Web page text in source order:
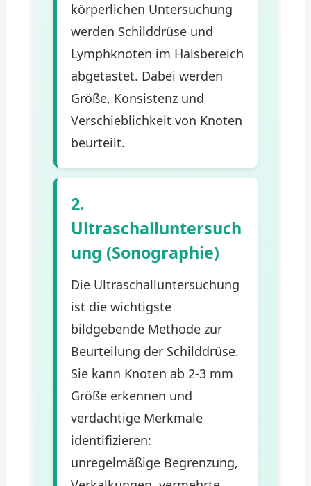
körperlichen Untersuchung
werden Schilddrüse und
Lymphknoten im Halsbereich
abgetastet. Dabei werden
Größe, Konsistenz und
Verschieblichkeit von Knoten
beurteilt.
2.
Ultraschalluntersuch
ung (Sonographie)
Die Ultraschalluntersuchung
ist die wichtigste
bildgebende Methode zur
Beurteilung der Schilddrüse.
Sie kann Knoten ab 2-3 mm
Größe erkennen und
verdächtige Merkmale
identifizieren:
unregelmäßige Begrenzung,